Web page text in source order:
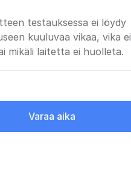
testauksessa ei löydy
kuuluvaa vikaa, vika ei
mikäli laitetta ei huolleta.
Varaa aika